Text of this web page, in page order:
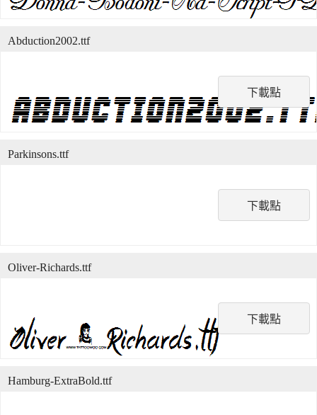
下載點
Abduction2002.ttf
下載點
Parkinsons.ttf
下載點
Oliver-Richards.ttf
Hamburg-ExtraBold.ttf